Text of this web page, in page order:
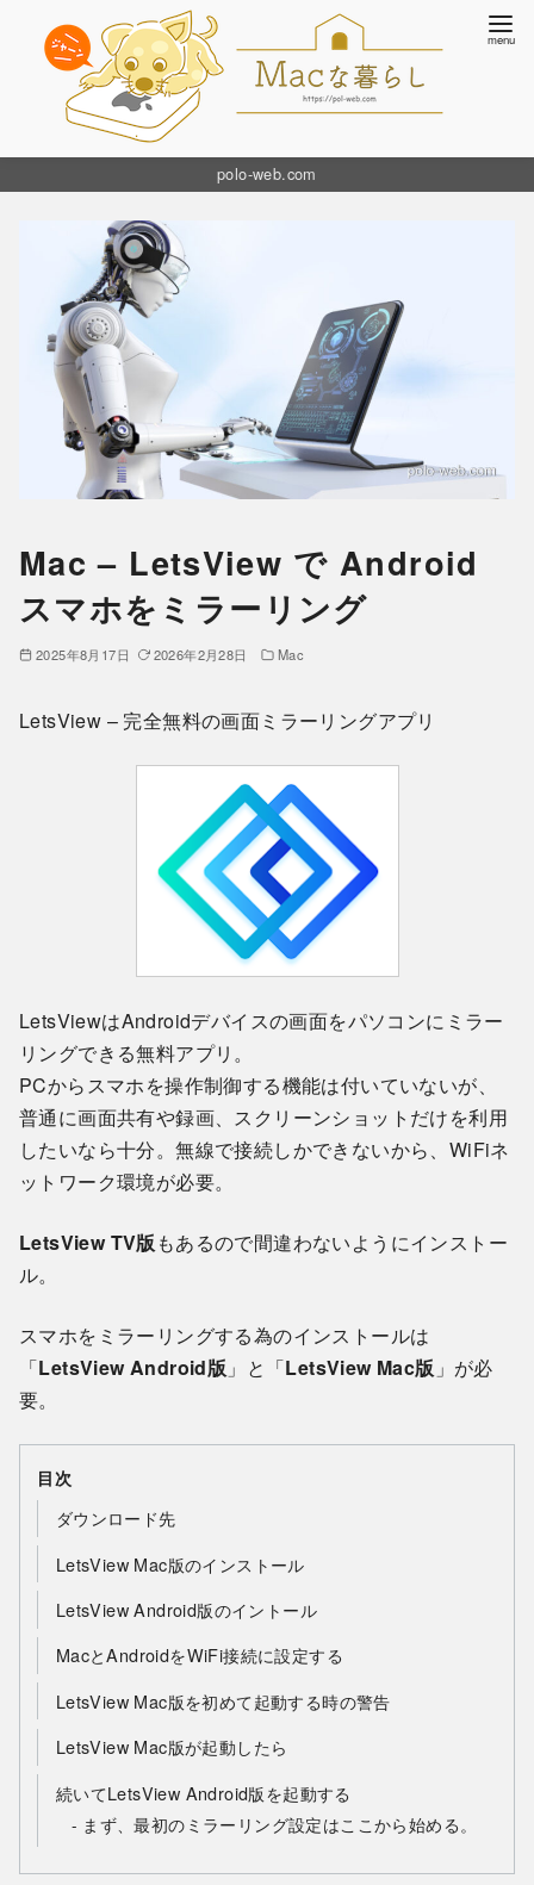
polo-web.com
Mac – LetsView で Android
スマホをミラーリング
2025年8月17日 2026年2月28日 Mac
LetsView – 完全無料の画面ミラーリングアプリ
LetsViewはAndroidデバイスの画面をパソコンにミラー
リングできる無料アプリ。
PCからスマホを操作制御する機能は付いていないが、
普通に画面共有や録画、スクリーンショットだけを利用
したいなら十分。無線で接続しかできないから、WiFiネ
ットワーク環境が必要。
LetsView TV版 もあるので間違わないようにインストー
ル。
スマホをミラーリングする為のインストールは
「LetsView Android版 」と「LetsView Mac版 」が必
要。
目次
ダウンロード先
LetsView Mac版のインストール
LetsView Android版のイントール
MacとAndroidをWiFi接続に設定する
LetsView Mac版を初めて起動する時の警告
LetsView Mac版が起動したら
続いてLetsView Android版を起動する
まず、最初のミラーリング設定はここから始める。